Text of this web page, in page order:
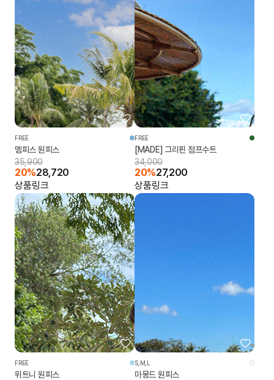
FREE
멤피스 원피스
35,900
20%28,720
상품링크
FREE
[MADE] 그리핀 점프수트
34,000
20%27,200
상품링크
FREE
위트니 원피스
S,M,L
마몽드 원피스